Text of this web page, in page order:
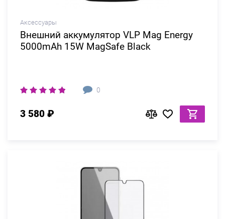
Аксессуары
Внешний аккумулятор VLP Mag Energy
5000mAh 15W MagSafe Black
0
3 580 ₽